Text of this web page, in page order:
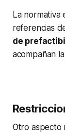
La normativa
referencias
de
acompañan
Otro aspecto